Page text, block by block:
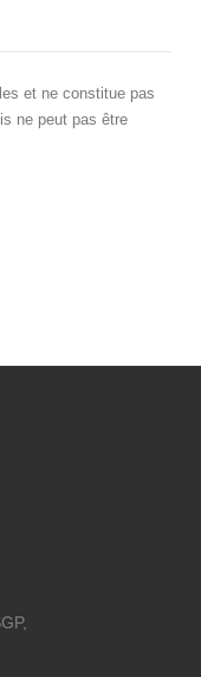
et ne constitue pas
ne peut pas être